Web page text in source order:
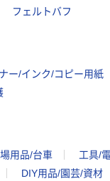
フェルトバフ
ナー/インク/コピー用紙
場用品/台車 工具/
DIY用品/園芸/資材